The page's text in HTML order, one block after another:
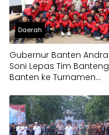
Daerah
Gubernur Banten Andra
Soni Lepas Tim Banteng
Banten ke Turnamen